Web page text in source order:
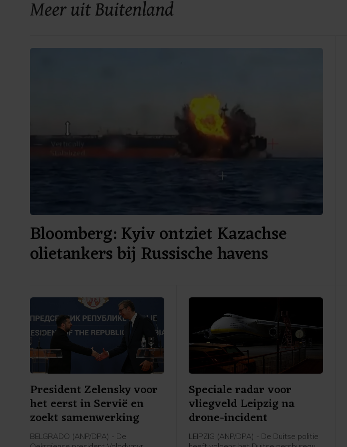
Meer uit Buitenland
Bloomberg: Kyiv ontziet Kazachse
olietankers bij Russische havens
President Zelensky voor
het eerst in Servië en
zoekt samenwerking
BELGRADO (ANP/DPA) - De
Speciale radar voor
vliegveld Leipzig na
drone-incident
LEIPZIG (ANP/DPA) - De Duitse politie